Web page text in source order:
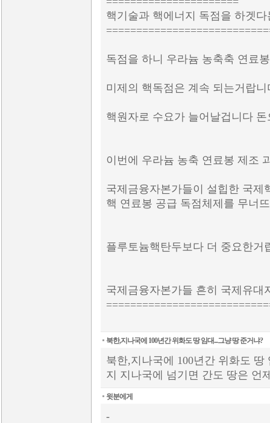
핵기술과 핵에너지 독점을 하겟
독점을 하니 우라늄 농축축 연료
미제의 핵독점은 계속 되는거랍
핵원자로 수요가 늘어날겁니다
이번에 우라늄 농축 연료봉 제조
국제금융자본가들이 설힙한 국제
핵 연료봉 공급 독점체제를 무너
플루토늄핵탄두보다 더 중요한거
국제금융자본가들 흔히 국제유대
북한,지나국에 100년간 위화도 땅 임대...그냥 땅 준거냐?
북한,지나국에 100년간 위화도
지 지나국에 넘기면 간도 땅은 언
윗분에게
-